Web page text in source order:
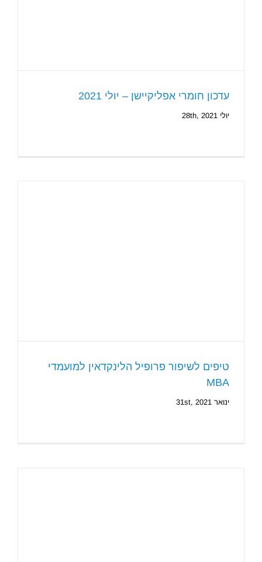
עדכון חומרי אפליקיישן – יולי 2021
יולי 28th, 2021
טיפים לשיפור פרופיל הלינקדאין למועמדי
MBA
ינואר 31st, 2021